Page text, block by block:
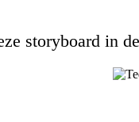
storyboard in